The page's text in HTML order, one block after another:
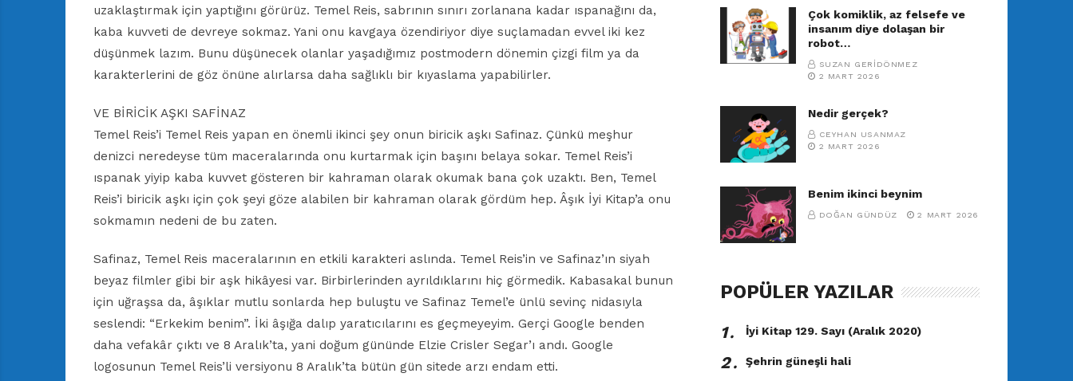
uzaklaştırmak için yaptığını görürüz. Temel Reis, sabrının sınırı zorlanana kadar ıspanağını da,
kaba kuvveti de devreye sokmaz. Yani onu kavgaya özendiriyor diye suçlamadan evvel iki kez
düşünmek lazım. Bunu düşünecek olanlar yaşadığımız postmodern dönemin çizgi film ya da
karakterlerini de göz önüne alırlarsa daha sağlıklı bir kıyaslama yapabilirler.
VE BİRİCİK AŞKI SAFİNAZ
Temel Reis’i Temel Reis yapan en önemli ikinci şey onun biricik aşkı Safinaz. Çünkü meşhur
denizci neredeyse tüm maceralarında onu kurtarmak için başını belaya sokar. Temel Reis’i
ıspanak yiyip kaba kuvvet gösteren bir kahraman olarak okumak bana çok uzaktı. Ben, Temel
Reis’i biricik aşkı için çok şeyi göze alabilen bir kahraman olarak gördüm hep. Âşık İyi Kitap’a onu
sokmamın nedeni de bu zaten.
Safinaz, Temel Reis maceralarının en etkili karakteri aslında. Temel Reis’in ve Safinaz’ın siyah
beyaz filmler gibi bir aşk hikâyesi var. Birbirlerinden ayrıldıklarını hiç görmedik. Kabasakal bunun
için uğraşsa da, âşıklar mutlu sonlarda hep buluştu ve Safinaz Temel’e ünlü sevinç nidasıyla
seslendi: “Erkekim benim”. İki âşığa dalıp yaratıcılarını es geçmeyeyim. Gerçi Google benden
daha vefakâr çıktı ve 8 Aralık’ta, yani doğum gününde Elzie Crisler Segar’ı andı. Google
logosunun Temel Reis’li versiyonu 8 Aralık’ta bütün gün sitede arzı endam etti.
Çok komiklik, az felsefe ve
insanım diye dolaşan bir
robot…
SUZAN GERIDÖNMEZ
2 MART 2026
Nedir gerçek?
CEYHAN USANMAZ
2 MART 2026
Benim ikinci beynim
DOĞAN GÜNDÜZ 2 MART 2026
POPÜLER YAZILAR
1․ İyi Kitap 129. Sayı (Aralık 2020)
2․ Şehrin güneşli hali